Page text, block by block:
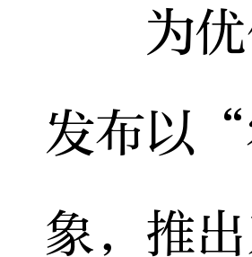
为优
发布以
象，推